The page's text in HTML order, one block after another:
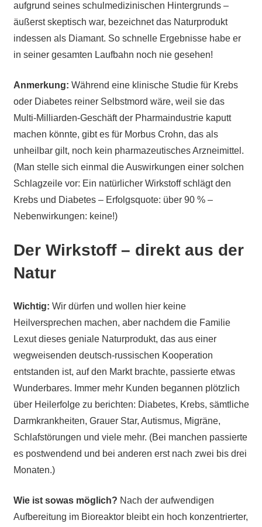
aufgrund seines schulmedizinischen Hintergrunds –
äußerst skeptisch war, bezeichnet das Naturprodukt
indessen als Diamant. So schnelle Ergebnisse habe er
in seiner gesamten Laufbahn noch nie gesehen!
Anmerkung: Während eine klinische Studie für Krebs
oder Diabetes reiner Selbstmord wäre, weil sie das
Multi-Milliarden-Geschäft der Pharmaindustrie kaputt
machen könnte, gibt es für Morbus Crohn, das als
unheilbar gilt, noch kein pharmazeutisches Arzneimittel.
(Man stelle sich einmal die Auswirkungen einer solchen
Schlagzeile vor: Ein natürlicher Wirkstoff schlägt den
Krebs und Diabetes – Erfolgsquote: über 90 % –
Nebenwirkungen: keine!)
Der Wirkstoff – direkt aus der
Natur
Wichtig: Wir dürfen und wollen hier keine
Heilversprechen machen, aber nachdem die Familie
Lexut dieses geniale Naturprodukt, das aus einer
wegweisenden deutsch-russischen Kooperation
entstanden ist, auf den Markt brachte, passierte etwas
Wunderbares. Immer mehr Kunden begannen plötzlich
über Heilerfolge zu berichten: Diabetes, Krebs, sämtliche
Darmkrankheiten, Grauer Star, Autismus, Migräne,
Schlafstörungen und viele mehr. (Bei manchen passierte
es postwendend und bei anderen erst nach zwei bis drei
Monaten.)
Wie ist sowas möglich? Nach der aufwendigen
Aufbereitung im Bioreaktor bleibt ein hoch konzentrierter,